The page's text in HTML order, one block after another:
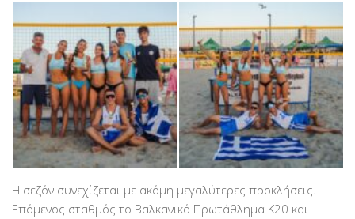
Η σεζόν συνεχίζεται με ακόμη μεγαλύτερες προκλήσεις.
Επόμενος σταθμός το Βαλκανικό Πρωτάθλημα Κ20 και